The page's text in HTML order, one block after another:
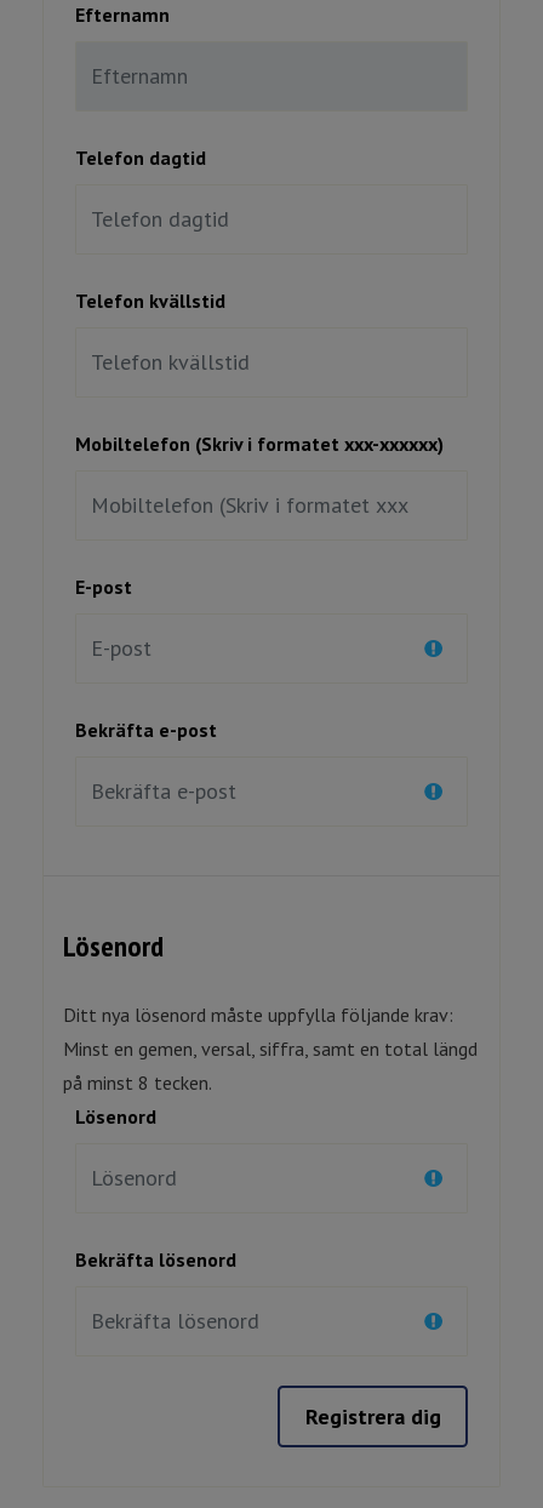
Efternamn
Telefon dagtid
Telefon kvällstid
Mobiltelefon (Skriv i formatet xxx-xxxxxx)
E-post
Bekräfta e-post
Lösenord
Ditt nya lösenord måste uppfylla följande krav:
Minst en gemen, versal, siffra, samt en total längd
på minst 8 tecken.
Lösenord
Bekräfta lösenord
Registrera dig